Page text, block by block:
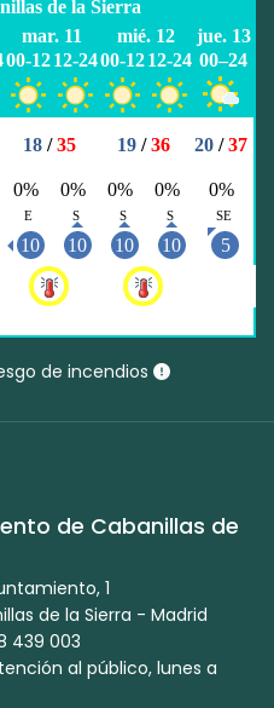
de incendios
de Cabanillas de
1
de la Sierra - Madrid
439 003
al público, lunes a